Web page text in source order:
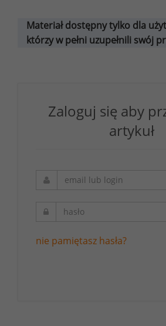
Materiał dostępny tylko dla
którzy w pełni uzupełnili swój
Zaloguj się aby
artykuł
nie pamiętasz hasła?